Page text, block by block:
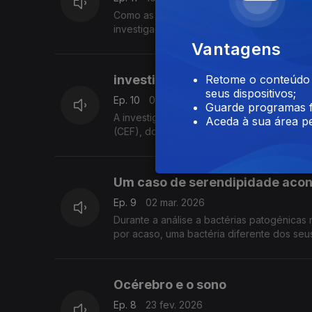
Como as peças de lego transformaram a
investigador do ITQB explica
investigação FORCHANGE
Ep. 10
09 mar. 2026
A investigação FORCHANGE, é
(CEF), do Instituto Superior de Agronomia
Um caso de serendipidade
Ep. 9
02 mar. 2026
Durante a análise a bactérias
por acaso, uma bactéria diferente dos
Océrebro e o sono
Ep. 8
23 fev. 2026
Vantagens
Retome o
seus dispositivos;
Guarde programas
Aceda à sua área